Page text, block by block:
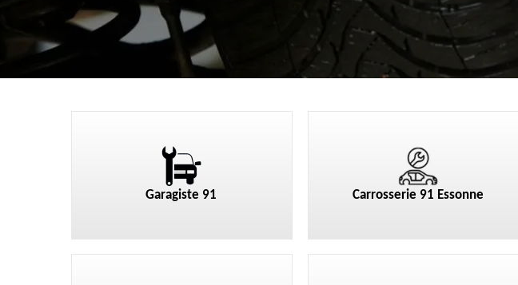
Garagiste 91 Carrosserie 91 Essonne